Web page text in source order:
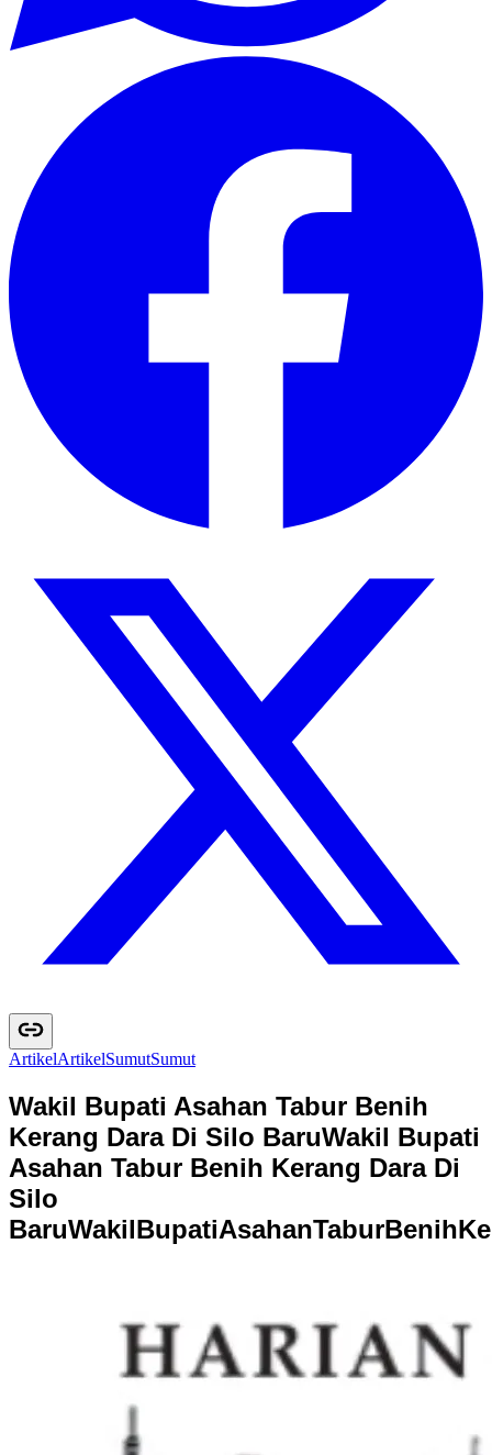
ArtikelArtikelSumutSumut
Wakil Bupati Asahan Tabur Benih
Kerang Dara Di Silo BaruWakil Bupati
Asahan Tabur Benih Kerang Dara Di
Silo
BaruWakilBupatiAsahanTaburBenihKe